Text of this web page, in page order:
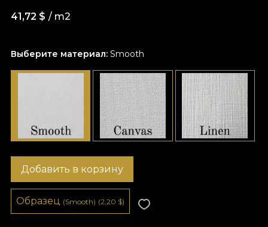
Выберите материал: Smooth
41,72 $ / m2
Добавить в корзину
Образец (Smooth) (2,20 $)